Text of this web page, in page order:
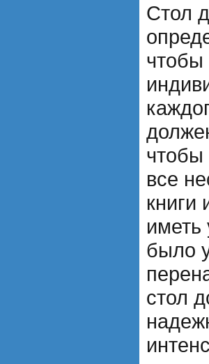
Стол
чтобы
все
книги
иметь
было
стол